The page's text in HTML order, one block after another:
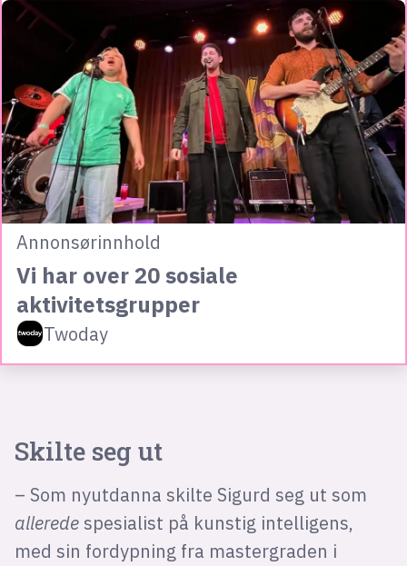
Annonsørinnhold
Vi har over 20 sosiale
aktivitetsgrupper
Twoday
Skilte seg ut
– Som nyutdanna skilte Sigurd seg ut som
allerede spesialist på kunstig intelligens,
med sin fordypning fra mastergraden i